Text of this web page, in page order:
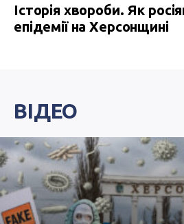
Історія хвороби. Як
епідемії на Херсонщині
ВІДЕО